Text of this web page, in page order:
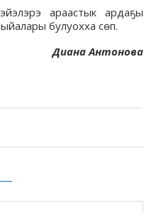
араастык ардаҕы
булуохха сөп.
Диана Антонова